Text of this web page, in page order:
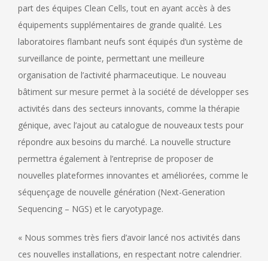
part des équipes Clean Cells, tout en ayant accès à des
équipements supplémentaires de grande qualité. Les
laboratoires flambant neufs sont équipés d’un système de
surveillance de pointe, permettant une meilleure
organisation de l’activité pharmaceutique. Le nouveau
bâtiment sur mesure permet à la société de développer ses
activités dans des secteurs innovants, comme la thérapie
génique, avec l’ajout au catalogue de nouveaux tests pour
répondre aux besoins du marché. La nouvelle structure
permettra également à l’entreprise de proposer de
nouvelles plateformes innovantes et améliorées, comme le
séquençage de nouvelle génération (Next-Generation
Sequencing – NGS) et le caryotypage.
« Nous sommes très fiers d’avoir lancé nos activités dans
ces nouvelles installations, en respectant notre calendrier.